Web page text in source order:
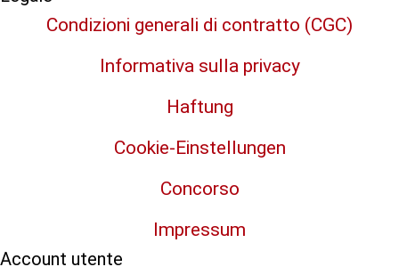
Condizioni generali di contratto (CGC)
Informativa sulla privacy
Haftung
Cookie-Einstellungen
Concorso
Impressum
Account utente